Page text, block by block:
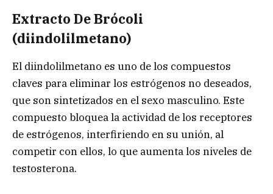
Extracto De Brócoli
(diindolilmetano)
El diindolilmetano es uno de los compuestos
claves para eliminar los estrógenos no deseados,
que son sintetizados en el sexo masculino. Este
compuesto bloquea la actividad de los receptores
de estrógenos, interfiriendo en su unión, al
competir con ellos, lo que aumenta los niveles de
testosterona.